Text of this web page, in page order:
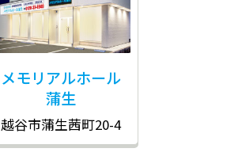
メモリアルホール
蒲生
越谷市蒲生茜町20-4